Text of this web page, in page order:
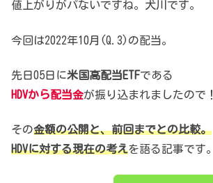
値上がりがパないですね。犬川です。
今回は2022年10月(Q.3)の配当。
先日05日に米国高配当ETFである
HDVから配当金が振り込まれましたので！
その金額の公開と、前回までとの比較。
HDVに対する現在の考えを語る記事です。